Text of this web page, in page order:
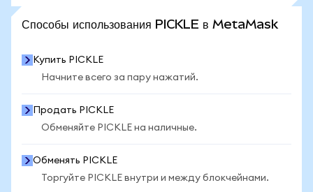
Способы использования PICKLE в MetaMask
Купить PICKLE
Начните всего за пару нажатий.
Продать PICKLE
Обменяйте PICKLE на наличные.
Обменять PICKLE
Торгуйте PICKLE внутри и между блокчейнами.